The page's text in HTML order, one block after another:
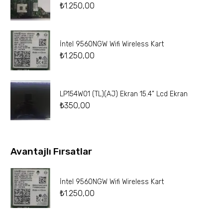
₺1.250,00
İntel 9560NGW Wifi Wireless Kart
₺1.250,00
LP154W01 (TL)(AJ) Ekran 15.4” Lcd Ekran
₺350,00
Avantajlı Fırsatlar
İntel 9560NGW Wifi Wireless Kart
₺1.250,00